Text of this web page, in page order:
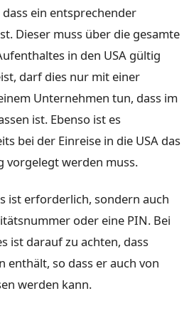
ein entsprechender
Dieser muss über die gesamte
in den USA gültig
darf dies nur mit einer
Unternehmen tun, dass im
ist. Ebenso ist es
bei der Einreise in die USA das
vorgelegt werden muss.
ist erforderlich, sondern auch
oder eine PIN. Bei
ist darauf zu achten, dass
enthält, so dass er auch von
werden kann.